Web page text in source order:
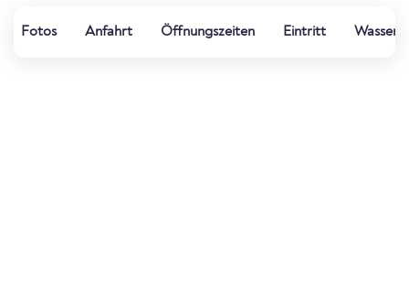
Fotos Anfahrt Öffnungszeiten Eintritt